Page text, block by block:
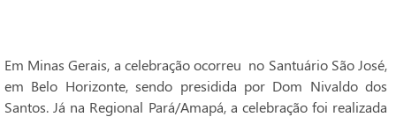
Em Minas Gerais, a celebração ocorreu no Santuário São José,
em Belo Horizonte, sendo presidida por Dom Nivaldo dos
Santos. Já na Regional Pará/Amapá, a celebração foi realizada